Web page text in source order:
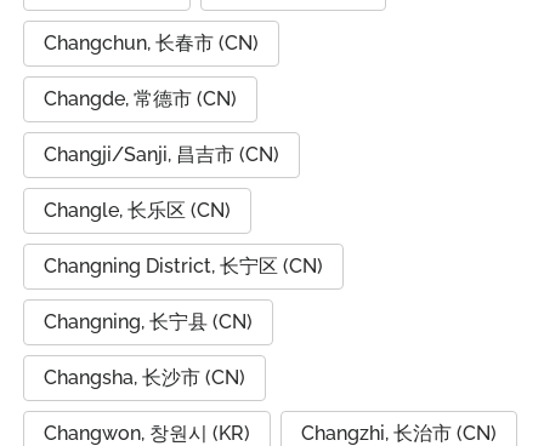
Changchun, 长春市 (CN)
Changde, 常德市 (CN)
Changji/Sanji, 昌吉市 (CN)
Changle, 长乐区 (CN)
Changning District, 长宁区 (CN)
Changning, 长宁县 (CN)
Changsha, 长沙市 (CN)
Changwon, 창원시 (KR) Changzhi, 长治市 (CN)